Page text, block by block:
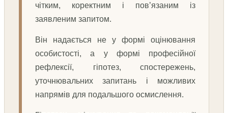
чітким, коректним і пов’язаним із
заявленим запитом.
Він надається не у формі оцінювання
особистості, а у формі професійної
рефлексії, гіпотез, спостережень,
уточнювальних запитань і можливих
напрямів для подальшого осмислення.